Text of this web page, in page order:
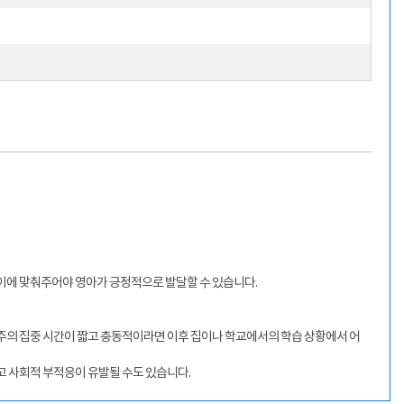
맞춰주어야 영아가 긍정적으로 발달할 수 있습니다.
집중 시간이 짧고 충동적이라면 이후 집이나 학교에서의 학습 상황에서 어
사회적 부적응이 유발될 수도 있습니다.